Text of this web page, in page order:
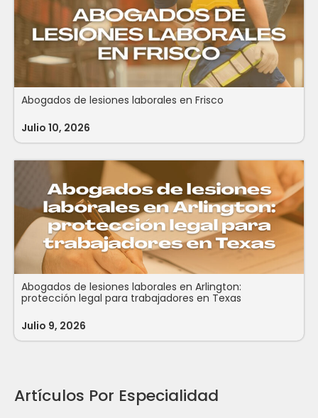
Abogados de lesiones laborales en Frisco
Julio 10, 2026
Abogados de lesiones laborales en Arlington:
protección legal para trabajadores en Texas
Julio 9, 2026
Artículos Por Especialidad